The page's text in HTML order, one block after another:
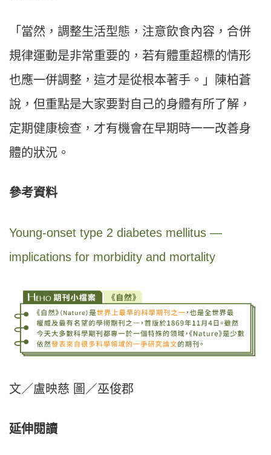
「當然，調整生活型態，注意飲食內容，合併
規律運動是非常重要的，若有體重超標的情形
也應一併調整，這才是從根本著手。」陳柏蒼
說，但重點是大家要對自己的身體有所了解，
定期健康檢查，才有機會在早期時一一改善身
體的狀況。
參考資料
Young-onset type 2 diabetes mellitus —
implications for morbidity and mortality
文／盧映慈 圖／巫俊郡
延伸閱讀